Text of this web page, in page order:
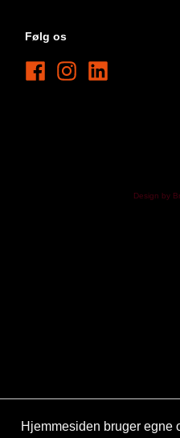
Hjemmesiden bruger egne
Følg os
Design by